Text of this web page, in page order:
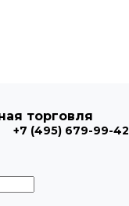
торговля
+7 (495) 679-99-42